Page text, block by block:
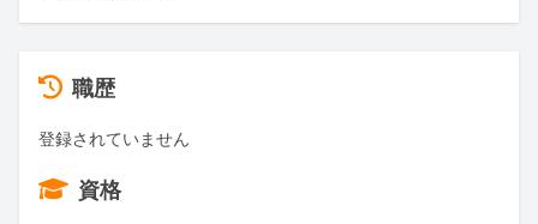
職歴
登録されていません
資格